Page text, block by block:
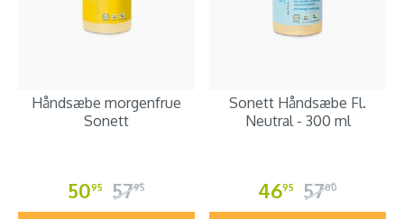
Håndsæbe morgenfrue
Sonett
5095 5795
Sonett Håndsæbe Fl.
Neutral - 300 ml
4695 5700